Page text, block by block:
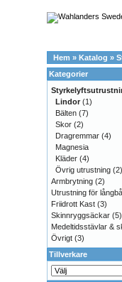
Hem »Katalog »
Kategorier
Lindor (1)
Bälten (7)
Skor (2)
Dragremmar (4)
Magnesia
Kläder (4)
Övrig utrustning (2)
Armbrytning (2)
Utrustning för
Friidrott Kast (3)
Skinnryggsäckar (5)
Medeltidsstävlar &
Övrigt (3)
Tillverkare